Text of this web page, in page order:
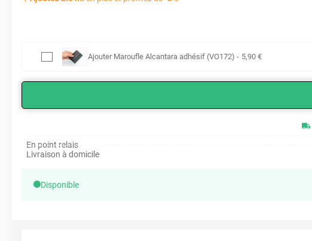
Ajouter Maroufle Alcantara adhésif (VO172) - 5,90 €
En point relais
Livraison à domicile
Disponible